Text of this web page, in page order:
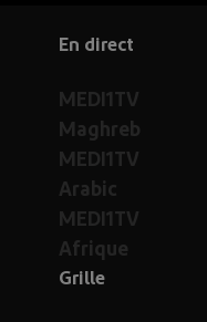
En direct
MEDI1TV
Maghreb
MEDI1TV
Arabic
MEDI1TV
Afrique
Grille